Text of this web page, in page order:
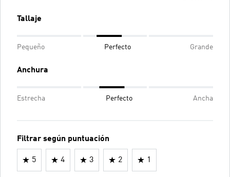
Tallaje
Pequeño Perfecto Grande
Anchura
Estrecha Perfecto Ancha
Filtrar según puntuación
5 4 3 2 1